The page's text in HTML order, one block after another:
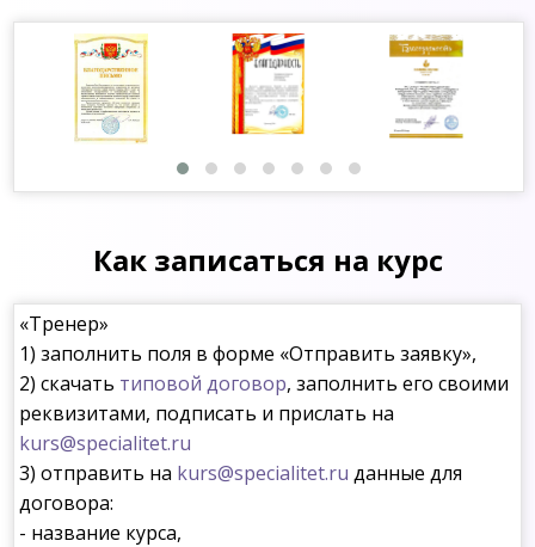
Как записаться на курс
«Тренер»
1) заполнить поля в форме «Отправить заявку»,
2) скачать типовой договор, заполнить его своими
реквизитами, подписать и прислать на
kurs@specialitet.ru
3) отправить на kurs@specialitet.ru данные для
договора:
- название курса,